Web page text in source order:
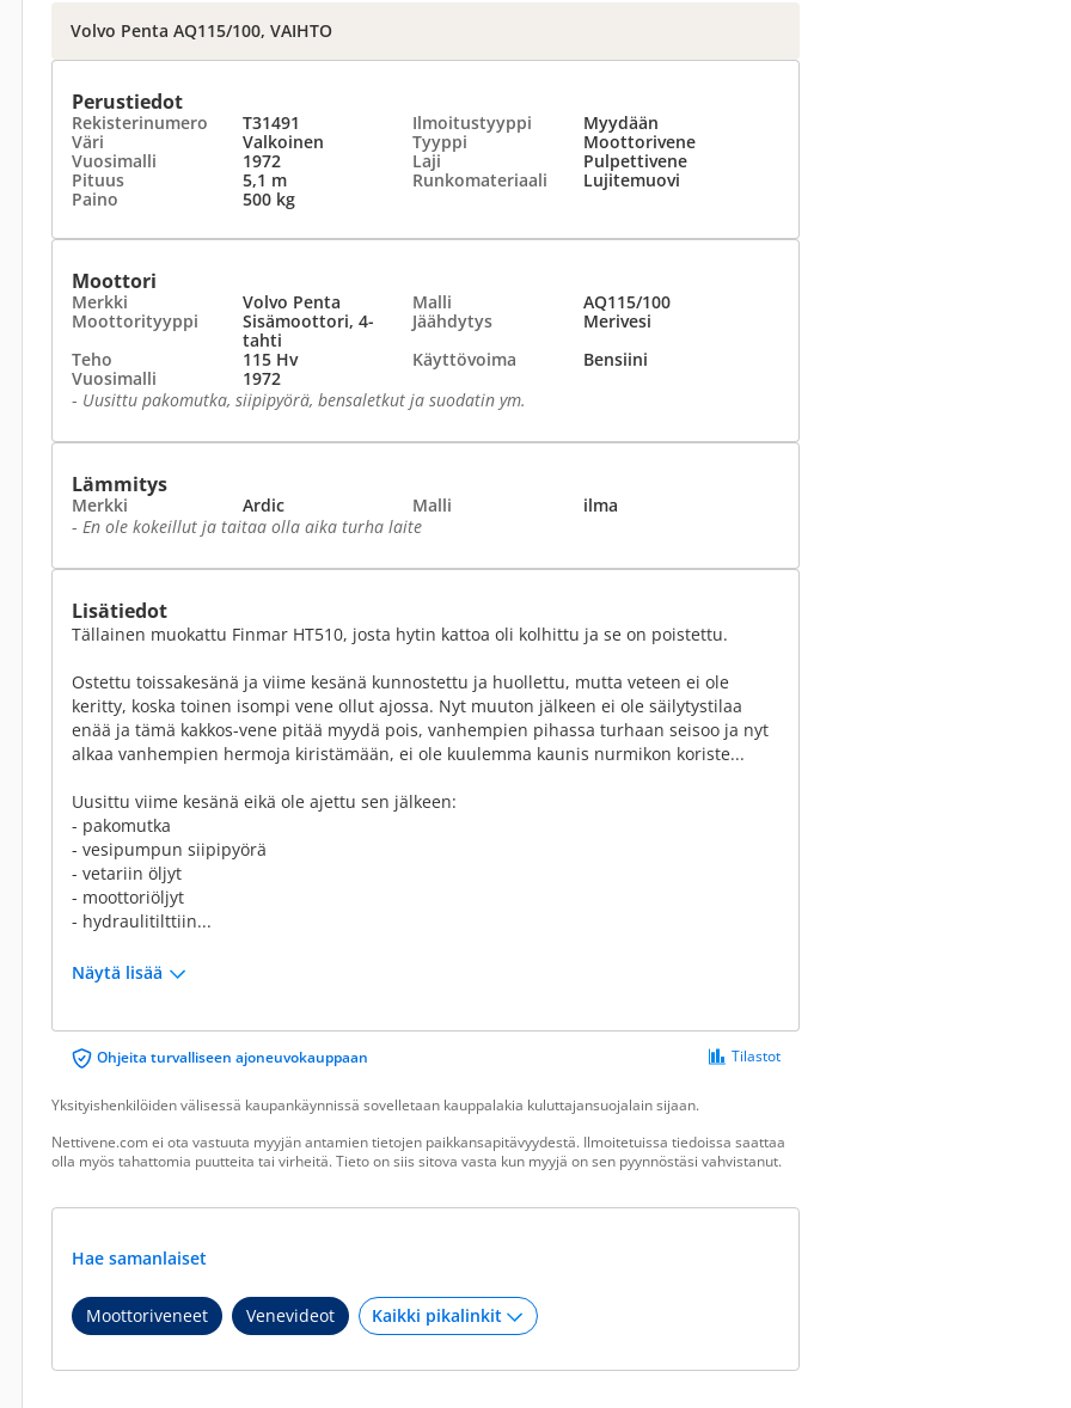
Volvo Penta AQ115/100, VAIHTO
Perustiedot
Rekisterinumero T31491 Ilmoitustyyppi
Myydään
Väri
Valkoinen Tyyppi
Moottorivene
Vuosimalli
1972 Laji
Pulpettivene
Pituus
5,1 m Runkomateriaali
Lujitemuovi
Paino
500 kg
Moottori
Merkki Volvo Penta Malli
AQ115/100
Moottorityyppi
Sisämoottori, 4-
tahti
Jäähdytys
Merivesi
Teho
115 Hv Käyttövoima
Bensiini
Vuosimalli
1972
- Uusittu pakomutka, siipipyörä, bensaletkut ja suodatin ym.
Lämmitys
Merkki Ardic Malli
ilma
- En ole kokeillut ja taitaa olla aika turha laite
Lisätiedot
Tällainen muokattu Finmar HT510, josta hytin kattoa oli kolhittu ja se on poistettu.
Ostettu toissakesänä ja viime kesänä kunnostettu ja huollettu, mutta veteen ei ole
keritty, koska toinen isompi vene ollut ajossa. Nyt muuton jälkeen ei ole säilytystilaa
enää ja tämä kakkos-vene pitää myydä pois, vanhempien pihassa turhaan seisoo ja nyt
alkaa vanhempien hermoja kiristämään, ei ole kuulemma kaunis nurmikon koriste...
Uusittu viime kesänä eikä ole ajettu sen jälkeen:
- pakomutka
- vesipumpun siipipyörä
- vetariin öljyt
- moottoriöljyt
- hydraulitilttiin...
Näytä lisää
Ohjeita turvalliseen ajoneuvokauppaan Tilastot
Yksityishenkilöiden välisessä kaupankäynnissä sovelletaan kauppalakia kuluttajansuojalain sijaan.
Nettivene.com ei ota vastuuta myyjän antamien tietojen paikkansapitävyydestä. Ilmoitetuissa tiedoissa saattaa
olla myös tahattomia puutteita tai virheitä. Tieto on siis sitova vasta kun myyjä on sen pyynnöstäsi vahvistanut.
Hae samanlaiset
Moottoriveneet Venevideot